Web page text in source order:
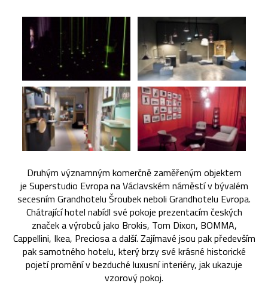
Druhým významným komerčně zaměřeným objektem
je Superstudio Evropa na Václavském náměstí v bývalém
secesním Grandhotelu Šroubek neboli Grandhotelu Evropa.
Chátrající hotel nabídl své pokoje prezentacím českých
značek a výrobců jako Brokis, Tom Dixon, BOMMA,
Cappellini, Ikea, Preciosa a další. Zajímavé jsou pak především
pak samotného hotelu, který brzy své krásné historické
pojetí promění v bezduché luxusní interiéry, jak ukazuje
vzorový pokoj.